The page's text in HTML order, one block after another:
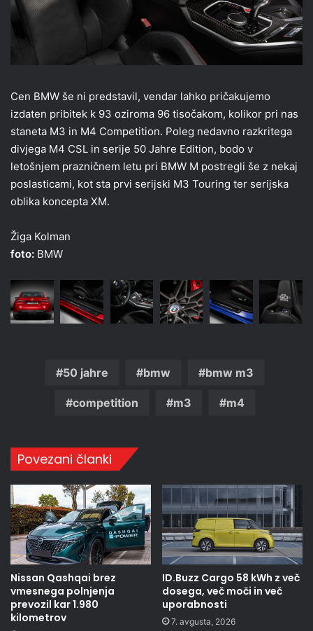
Cen BMW še ni predstavil, vendar lahko pričakujemo
izdaten pribitek k 93 oziroma 96 tisočakom, kolikor pri nas
staneta M3 in M4 Competition. Poleg nedavno razkritega
divjega M4 CSL in serije 50 Jahre Edition, bodo v
letošnjem prazničnem letu pri BMW M postregli še z nekaj
poslasticami, kot sta prvi serijski M3 Touring ter serijska
oblika koncepta XM.
Žiga Kolman
foto: BMW
50 jahre bmw bmw m3
competition m3 m4
Povezani članki
Nissan Qashqai brez
vmesnega polnjenja
prevozil kar 1.980
kilometrov
ID.Buzz Cargo 58 kWh z več
dosega, več moči in več
uporabnosti
7. avgusta, 2026